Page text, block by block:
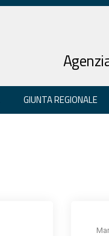
GIUNTA REGIONALE